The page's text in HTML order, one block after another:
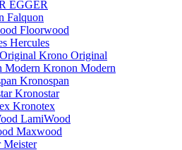
EGGER
Falquon
Floorwood
Hercules
Krono Original
Kronon Modern
Kronospan
Kronostar
Kronotex
LamiWood
Maxwood
Meister